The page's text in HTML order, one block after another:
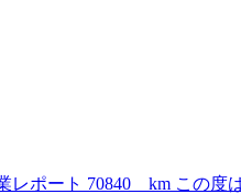
ート 70840 km この度は